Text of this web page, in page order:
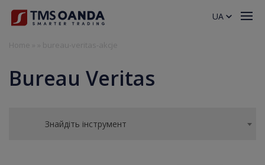
Bureau Veritas
Знайдіть інструмент
UA